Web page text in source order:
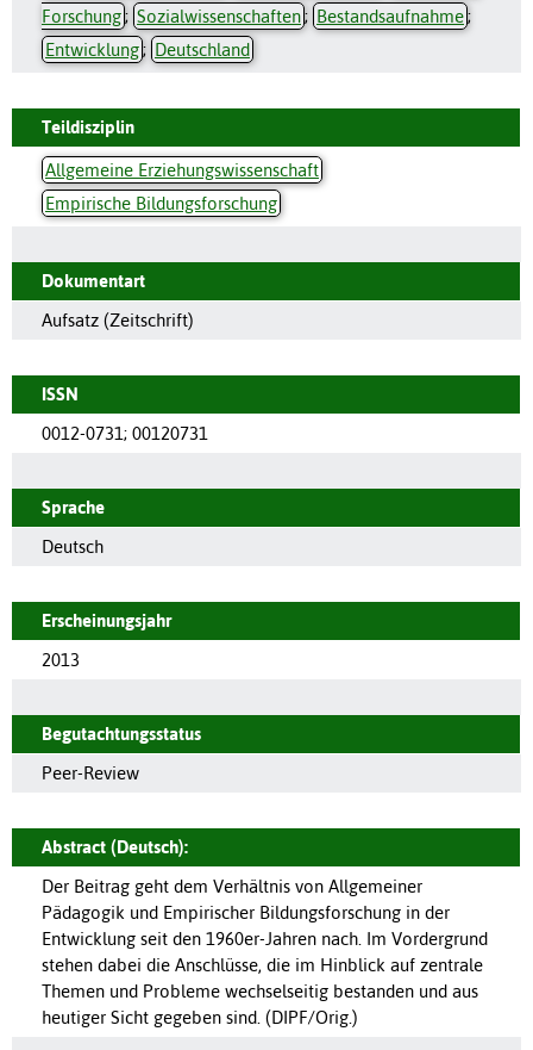
Forschung; Sozialwissenschaften; Bestandsaufnahme;
Entwicklung; Deutschland
Teildisziplin
Allgemeine Erziehungswissenschaft
Empirische Bildungsforschung
Dokumentart
Aufsatz (Zeitschrift)
ISSN
0012-0731; 00120731
Sprache
Deutsch
Erscheinungsjahr
2013
Begutachtungsstatus
Peer-Review
Abstract (Deutsch):
Der Beitrag geht dem Verhältnis von Allgemeiner
Pädagogik und Empirischer Bildungsforschung in der
Entwicklung seit den 1960er-Jahren nach. Im Vordergrund
stehen dabei die Anschlüsse, die im Hinblick auf zentrale
Themen und Probleme wechselseitig bestanden und aus
heutiger Sicht gegeben sind. (DIPF/Orig.)